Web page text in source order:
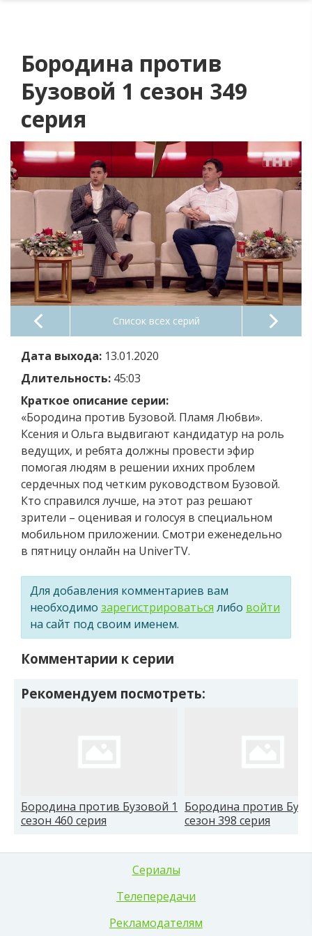
Бородина против
Бузовой 1 сезон 349
серия
Список всех серий
Дата выхода: 13.01.2020
Длительность: 45:03
Краткое описание серии:
«Бородина против Бузовой. Пламя Любви».
Ксения и Ольга выдвигают кандидатур на роль
ведущих, и ребята должны провести эфир
помогая людям в решении ихних проблем
сердечных под четким руководством Бузовой.
Кто справился лучше, на этот раз решают
зрители – оценивая и голосуя в специальном
мобильном приложении. Смотри еженедельно
в пятницу онлайн на UniverTV.
Для добавления комментариев вам
необходимо зарегистрироваться либо войти
на сайт под своим именем.
Комментарии к серии
Рекомендуем посмотреть:
Бородина против Бузовой 1
сезон 460 серия
Бородина против
сезон 398 серия
Сериалы
Телепередачи
Рекламодателям